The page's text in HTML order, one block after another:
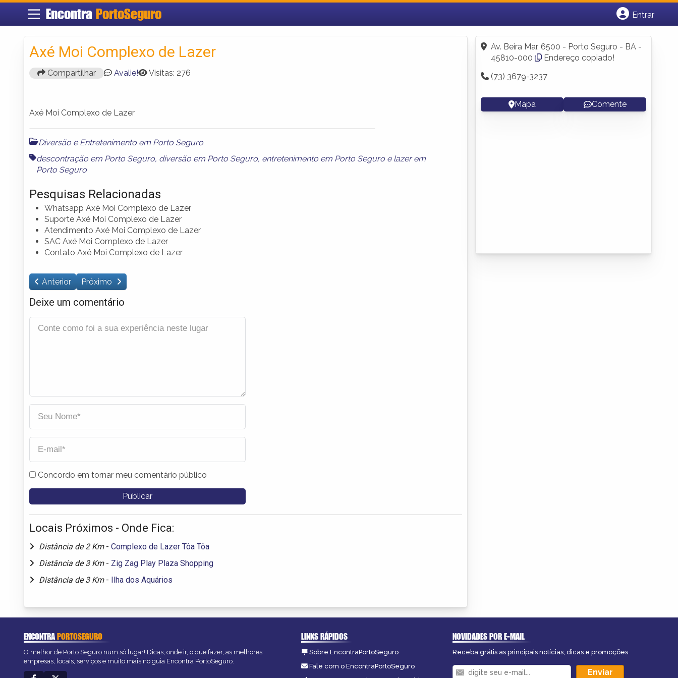
Encontra PortoSeguro
Entrar
Fazer login
Criar conta
Axé Moi Complexo de Lazer
Compartilhar Avalie! Visitas: 276
Axé Moi Complexo de Lazer
Diversão e Entretenimento em Porto Seguro
descontração em Porto Seguro, diversão em Porto Seguro, entretenimento em Porto Seguro e lazer em
Porto Seguro
Pesquisas Relacionadas
Whatsapp Axé Moi Complexo de Lazer
Suporte Axé Moi Complexo de Lazer
Atendimento Axé Moi Complexo de Lazer
SAC Axé Moi Complexo de Lazer
Contato Axé Moi Complexo de Lazer
Anterior Próximo
Deixe um comentário
Concordo em tornar meu comentário público
Locais Próximos - Onde Fica:
Distância de 2 Km - Complexo de Lazer Tôa Tôa
Distância de 3 Km - Zig Zag Play Plaza Shopping
Distância de 3 Km - Ilha dos Aquários
Av. Beira Mar, 6500 - Porto Seguro - BA -
45810-000
Endereço copiado!
(73) 3679-3237
Mapa Comente
ENCONTRAPORTOSEGURO
O melhor de Porto Seguro num só lugar! Dicas, onde ir, o que fazer, as melhores
empresas, locais, serviços e muito mais no guia Encontra PortoSeguro.
LINKS RÁPIDOS
Sobre EncontraPortoSeguro
Fale com o EncontraPortoSeguro
NOVIDADES POR E-MAIL
Receba grátis as principais notícias, dicas e promoções